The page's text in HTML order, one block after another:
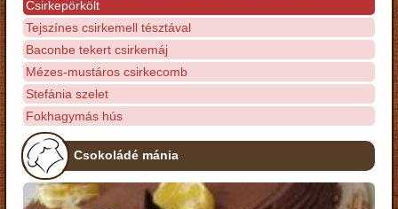
Csirkepörkölt
Tejszínes csirkemell tésztával
Baconbe tekert csirkemáj
Mézes-mustáros csirkecomb
Stefánia szelet
Fokhagymás hús
Csokoládé mánia